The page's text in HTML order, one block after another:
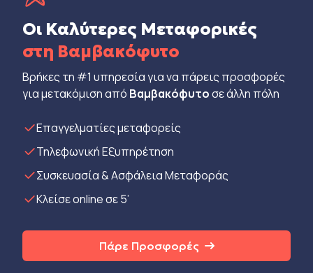
Οι Καλύτερες Μεταφορικές
στη Βαμβακόφυτο
Βρήκες τη #1 υπηρεσία για να πάρεις προσφορές
για μετακόμιση από Βαμβακόφυτοσε άλλη πόλη
Eπαγγελματίες μεταφορείς
Τηλεφωνική Εξυπηρέτηση
Συσκευασία & Ασφάλεια Μεταφοράς
Κλείσε online σε 5’
Πάρε Προσφορές